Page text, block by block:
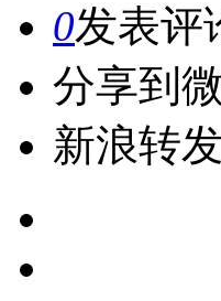
0发表评
分享到
新浪转